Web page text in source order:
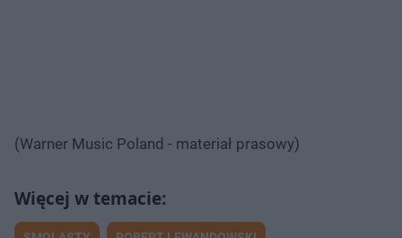
(Warner Music Poland - materiał prasowy)